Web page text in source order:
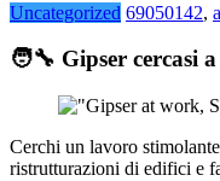
Uncategorized 69050142,
🧑‍🔧 Gipser cercasi
Cerchi un lavoro
ristrutturazioni di edifici e